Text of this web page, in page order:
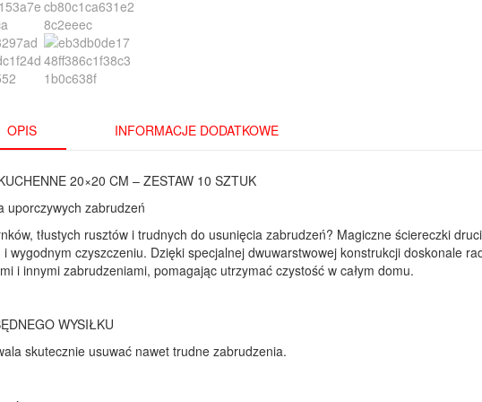
OPIS INFORMACJE DODATKOWE
20×20 CM – ZESTAW 10 SZTUK
uporczywych zabrudzeń
tłustych rusztów i trudnych do usunięcia zabrudzeń? Magiczne ściereczki
wygodnym czyszczeniu. Dzięki specjalnej dwuwarstwowej konstrukcji doskonale
i innymi zabrudzeniami, pomagając utrzymać czystość w całym domu.
WYSIŁKU
skutecznie usuwać nawet trudne zabrudzenia.